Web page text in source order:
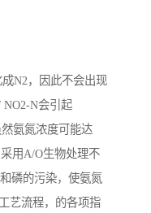
成N2，因此不会出现
NO2-N会引起
氨氮浓度可能达
用A/O生物处理不
磷的污染，使氨氮
艺流程，的各项指